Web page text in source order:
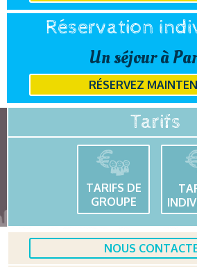
Réservation
Un séjour à
RÉSERVEZ
Tarifs
TARIFS DE
GROUPE
NOUS